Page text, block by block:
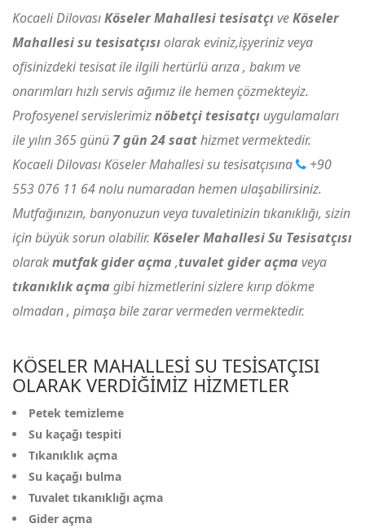
Kocaeli DilovasıKöseler Mahallesi tesisatçıveKöseler
Mahallesi su tesisatçısıolarak eviniz,işyeriniz veya
ofisinizdeki tesisat ile ilgili hertürlü arıza , bakım ve
onarımları hızlı servis ağımız ile hemen çözmekteyiz.
Profosyenel servislerimiznöbetçi tesisatçı uygulamaları
ile yılın 365 günü 7 gün 24 saathizmet vermektedir.
Kocaeli Dilovası Köseler Mahallesi su tesisatçısına
+90
553 076 11 64nolu numaradan hemen ulaşabilirsiniz.
Mutfağınızın, banyonuzun veya tuvaletinizin tıkanıklığı, sizin
için büyük sorun olabilir. Köseler Mahallesi Su Tesisatçısı
olarakmutfak gider açma ,tuvalet gider açma veya
tıkanıklık açma gibi hizmetlerini sizlere kırıp dökme
olmadan , pimaşa bile zarar vermeden vermektedir.
KÖSELER MAHALLESI SU TESISATÇISI
OLARAK VERDIĞIMIZ HIZMETLER
Petek temizleme
Su kaçağı tespiti
Tıkanıklık açma
Su kaçağı bulma
Tuvalet tıkanıklığı açma
Gider açma